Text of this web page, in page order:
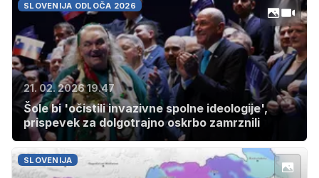
SLOVENIJA ODLOČA 2026
21. 02. 2026 19.47
Šole bi 'očistili invazivne spolne ideologije',
prispevek za dolgotrajno oskrbo zamrznili
SLOVENIJA